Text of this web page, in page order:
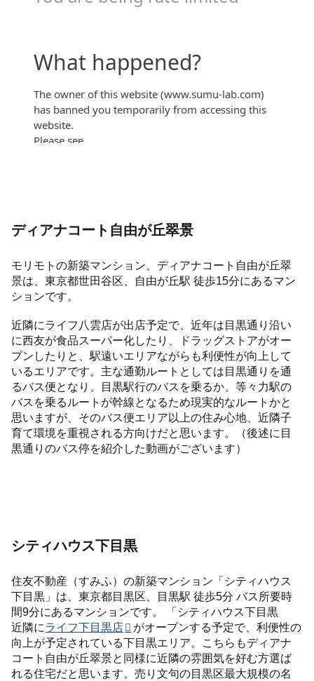
ディアナコート自由が丘翠景
モリモトの新築マンション、ディアナコート自由が丘翠
景は、東京都世田谷区、自由が丘駅 徒歩15分にあるマン
ションです。
近隣にライフ八雲店が出店予定で、近年は目黒通り沿い
に西友が食品スーパー化したり、ドラッグストアがオー
プンしたりと、駅遠いエリアながらも利便性が向上して
いるエリアです。主な通勤ルートとしては目黒通りを通
るバス便となり、目黒駅行のバスを乗るか、等々力駅の
バスを乗るルートが幹線となるため現実的なルートかと
思いますが、そのバス便エリア以上の住み心地、近隣子
育て環境を重視される方向けだと思います。（後述に目
黒通りのバス停を紹介した動画がございます）
シティハウス下目黒
住友不動産（すみふ）の新築マンション「シティハウス
下目黒」は、東京都目黒区、目黒駅 徒歩5分 バス所要時
間9分にあるマンションです。 「シティハウス下目黒
近隣にライフ下目黒店
がオープンする予定で、利便性の
向上が予定されている下目黒エリア。こちらもディアナ
コート自由が丘翠景と同様に近隣の雰囲気を好む方選ば
れる住宅だと思います。売り文句の目黒区最大規模の名